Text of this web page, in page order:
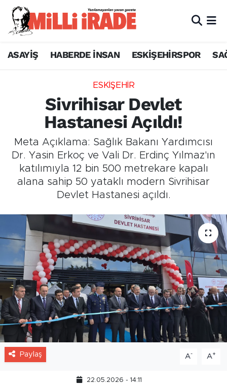
ASAYİŞ HABERDE İNSAN ESKİŞEHİRSPOR
ESKİŞEHİR
Sivrihisar Devlet
Hastanesi Açıldı!
Meta Açıklama: Sağlık Bakanı Yardımcısı
Dr. Yasin Erkoç ve Vali Dr. Erdinç Yılmaz'ın
katılımıyla 12 bin 500 metrekare kapalı
alana sahip 50 yataklı modern Sivrihisar
Devlet Hastanesi açıldı.
Paylaş A- A+
22.05.2026 - 14:11